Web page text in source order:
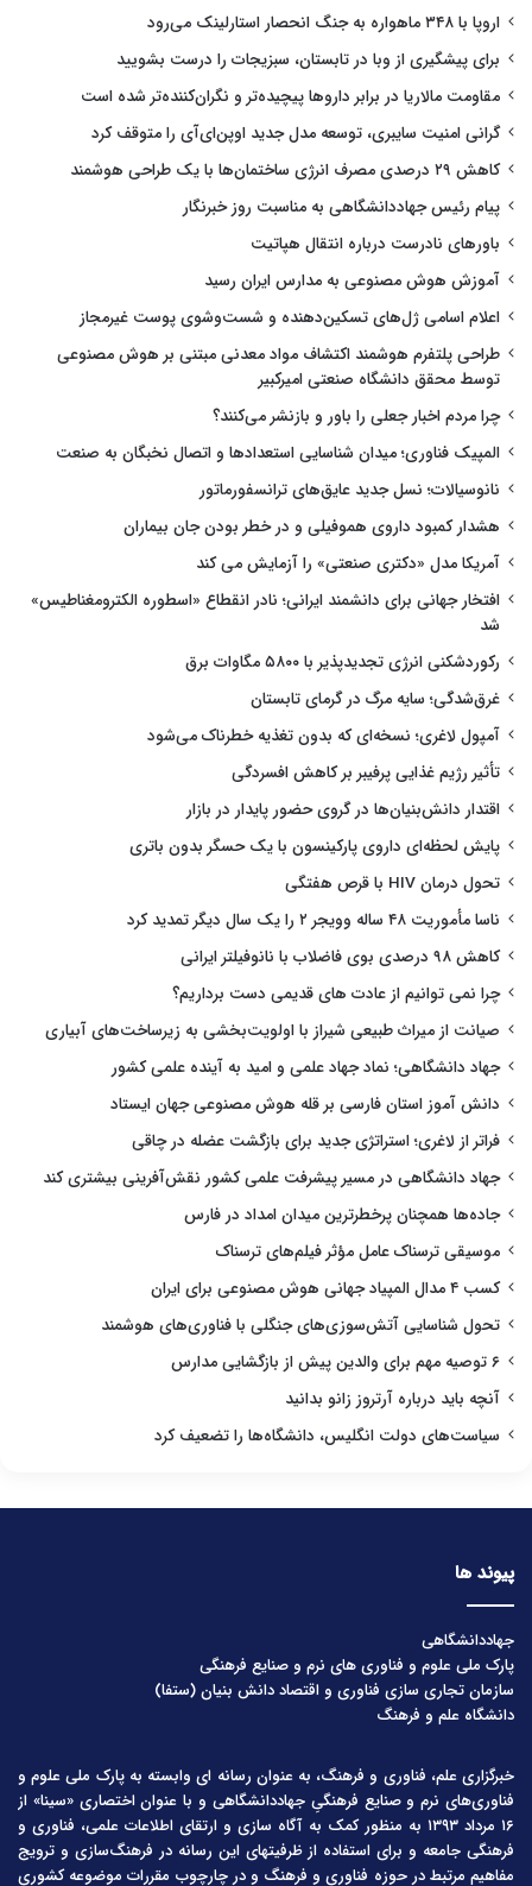
اروپا با ۳۴۸ ماهواره به جنگ انحصار استارلینک می‌رود
برای پیشگیری از وبا در تابستان، سبزیجات را درست بشویید
مقاومت مالاریا در برابر داروها پیچیده‌تر و نگران‌کننده‌تر شده است
گرانی امنیت سایبری، توسعه مدل جدید اوپن‌ای‌آی را متوقف کرد
کاهش ۲۹ درصدی مصرف انرژی ساختمان‌ها با یک طراحی هوشمند
پیام رئیس جهاددانشگاهی به مناسبت روز خبرنگار
باورهای نادرست درباره انتقال هپاتیت
آموزش هوش مصنوعی به مدارس ایران رسید
اعلام اسامی ژل‌های تسکین‌دهنده و شست‌وشوی پوست غیرمجاز
طراحی پلتفرم هوشمند اکتشاف مواد معدنی مبتنی بر هوش مصنوعی
توسط محقق دانشگاه صنعتی امیرکبیر
چرا مردم اخبار جعلی را باور و بازنشر می‌کنند؟
المپیک فناوری؛ میدان شناسایی استعدادها و اتصال نخبگان به صنعت
نانوسیالات؛ نسل جدید عایق‌های ترانسفورماتور
هشدار کمبود داروی هموفیلی و در خطر بودن جان بیماران
آمریکا مدل «دکتری صنعتی» را آزمایش می کند
افتخار جهانی برای دانشمند ایرانی؛ نادر انقطاع «اسطوره الکترومغناطیس»
شد
رکوردشکنی انرژی تجدیدپذیر با ۵۸۰۰ مگاوات برق
غرق‌شدگی؛ سایه مرگ در گرمای تابستان
آمپول لاغری؛ نسخه‌ای که بدون تغذیه خطرناک می‌شود
تأثیر رژیم غذایی پرفیبر بر کاهش افسردگی
اقتدار دانش‌بنیان‌ها در گروی حضور پایدار در بازار
پایش لحظه‌ای داروی پارکینسون با یک حسگر بدون باتری
تحول درمان HIV با قرص هفتگی
ناسا مأموریت ۴۸ ساله وویجر ۲ را یک سال دیگر تمدید کرد
کاهش ۹۸ درصدی بوی فاضلاب با نانوفیلتر ایرانی
چرا نمی توانیم از عادت های قدیمی دست برداریم؟
صیانت از میراث طبیعی شیراز با اولویت‌بخشی به زیرساخت‌های آبیاری
جهاد دانشگاهی؛ نماد جهاد علمی و امید به آینده علمی کشور
دانش آموز استان فارسی بر قله هوش مصنوعی جهان ایستاد
فراتر از لاغری؛ استراتژی جدید برای بازگشت عضله در چاقی
جهاد دانشگاهی در مسیر پیشرفت علمی کشور نقش‌آفرینی بیشتری کند
جاده‌ها همچنان پرخطرترین میدان امداد در فارس
موسیقی ترسناک عامل مؤثر فیلم‌های ترسناک
کسب ۴ مدال المپیاد جهانی هوش مصنوعی برای ایران
تحول شناسایی آتش‌سوزی‌های جنگلی با فناوری‌های هوشمند
۶ توصیه مهم برای والدین پیش از بازگشایی مدارس
آنچه باید درباره آرتروز زانو بدانید
سیاست‌های دولت انگلیس، دانشگاه‌ها را تضعیف کرد
پیوند ها
جهاددانشگاهی
پارک ملی علوم و فناوری های نرم و صنایع فرهنگی
سازمان تجاری سازی فناوری و اقتصاد دانش بنیان (ستفا)
دانشگاه علم و فرهنگ
خبرگزاری علم، فناوری و فرهنگ، به عنوان رسانه ای وابسته به پارک ملی علوم و
فناوری‌های نرم و صنایع فرهنگیِ جهاددانشگاهی و با عنوان اختصاری «سینا» از
۱۶ مرداد ۱۳۹۳ به منظور کمک به آگاه سازی و ارتقای اطلاعات علمی، فناوری و
فرهنگی جامعه و برای استفاده از ظرفیتهای این رسانه در فرهنگ‌سازی و ترویج
مفاهیم مرتبط در حوزه فناوری و فرهنگ و در چارچوب مقررات موضوعه کشوری